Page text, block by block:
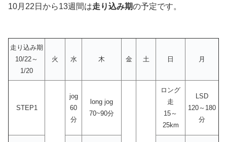
10月22日から13週間は走り込み期の予定です。
走り込み期
10/22～
1/20
火 水 木 金 土 日 月
STEP1
jog
60
分
long jog
70~90分
ロング
走
15～
25km
LSD
120～180
分